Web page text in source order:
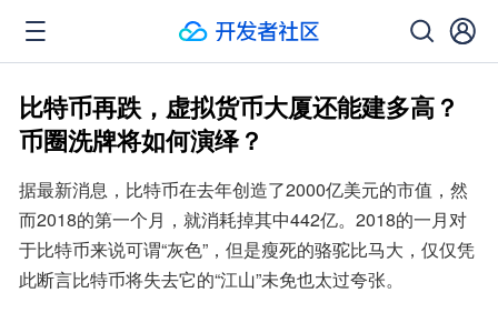
比特币再跌，虚拟货币大厦还能建多高？
币圈洗牌将如何演绎？
据最新消息，比特币在去年创造了2000亿美元的市值，然
而2018的第一个月，就消耗掉其中442亿。2018的一月对
于比特币来说可谓“灰色”，但是瘦死的骆驼比马大，仅仅凭
此断言比特币将失去它的“江山”未免也太过夸张。